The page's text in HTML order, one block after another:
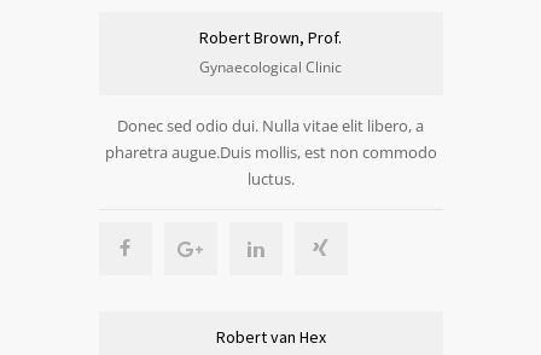
Robert Brown, Prof.
Gynaecological Clinic
Donec sed odio dui. Nulla vitae elit libero, a
pharetra augue.Duis mollis, est non commodo
luctus.
Robert van Hex